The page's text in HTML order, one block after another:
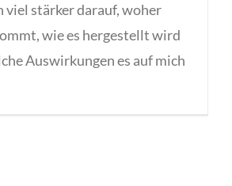
viel stärker darauf, woher
wie es hergestellt wird
Auswirkungen es auf mich